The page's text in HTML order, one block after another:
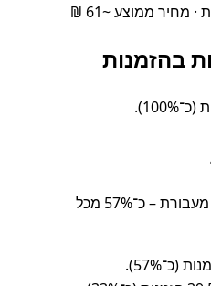
בהזמנות
הדרך המועדפת כרגע היא מעבורת – כ־57% מכל